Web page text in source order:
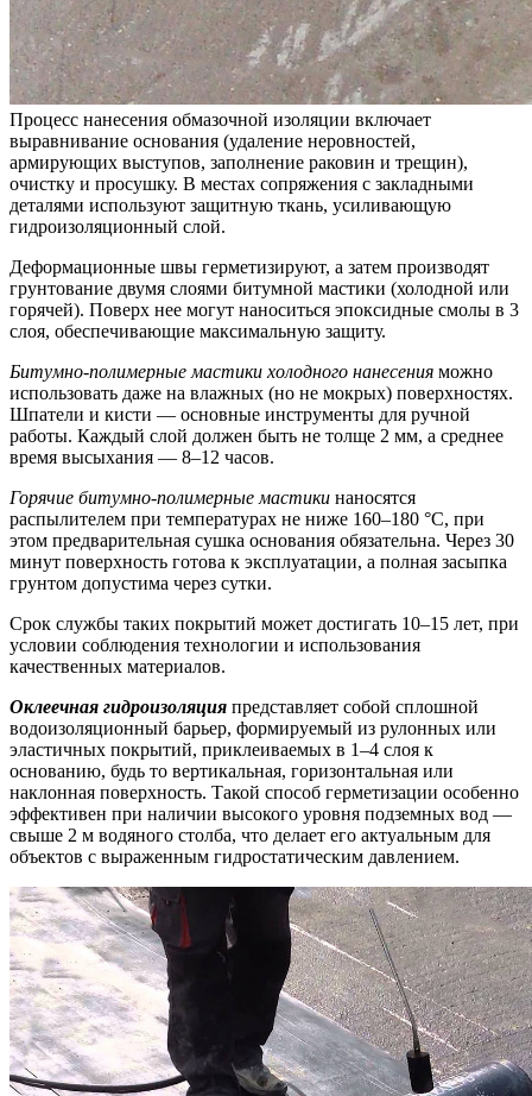
Процесс нанесения обмазочной изоляции включает
выравнивание основания (удаление неровностей,
армирующих выступов, заполнение раковин и трещин),
очистку и просушку. В местах сопряжения с закладными
деталями используют защитную ткань, усиливающую
гидроизоляционный слой.
Деформационные швы герметизируют, а затем производят
грунтование двумя слоями битумной мастики (холодной или
горячей). Поверх нее могут наноситься эпоксидные смолы в 3
слоя, обеспечивающие максимальную защиту.
Битумно-полимерные мастики холодного нанесения можно
использовать даже на влажных (но не мокрых) поверхностях.
Шпатели и кисти — основные инструменты для ручной
работы. Каждый слой должен быть не толще 2 мм, а среднее
время высыхания — 8–12 часов.
Горячие битумно-полимерные мастики наносятся
распылителем при температурах не ниже 160–180 °C, при
этом предварительная сушка основания обязательна. Через 30
минут поверхность готова к эксплуатации, а полная засыпка
грунтом допустима через сутки.
Срок службы таких покрытий может достигать 10–15 лет, при
условии соблюдения технологии и использования
качественных материалов.
Оклеечная гидроизоляция представляет собой сплошной
водоизоляционный барьер, формируемый из рулонных или
эластичных покрытий, приклеиваемых в 1–4 слоя к
основанию, будь то вертикальная, горизонтальная или
наклонная поверхность. Такой способ герметизации особенно
эффективен при наличии высокого уровня подземных вод —
свыше 2 м водяного столба, что делает его актуальным для
объектов с выраженным гидростатическим давлением.